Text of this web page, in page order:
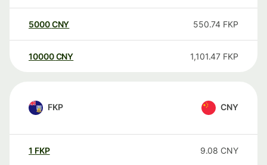
5000CNY 550.74 FKP
10000 CNY 1,101.47 FKP
FKP CNY
1 FKP 9.08 CNY